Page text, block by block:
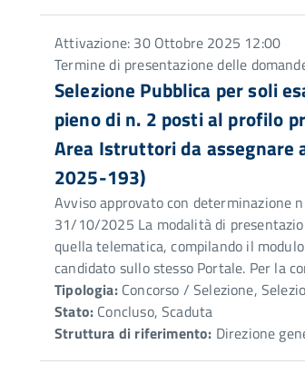
Attivazione: 30 Ottobre 2025 12:00
Termine di presentazione delle
Selezione Pubblica per soli
pieno di n. 2 posti al profilo
Area Istruttori da assegnare
2025-193)
Avviso approvato con
31/10/2025 La modalità di
quella telematica, compilando il
candidato sullo stesso Portale. Per la
Tipologia:Concorso / Selezione,
Stato: Concluso, Scaduta
Struttura di riferimento: Direzione